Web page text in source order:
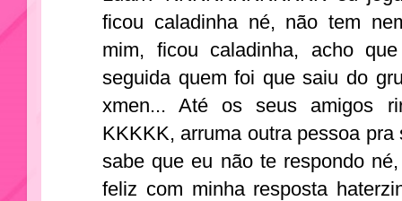
ficou caladinha né, não tem
mim, ficou caladinha, acho
seguida quem foi que saiu do
xmen... Até os seus amigos
KKKKK, arruma outra pessoa
sabe que eu não te respondo
feliz com minha resposta